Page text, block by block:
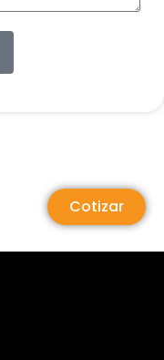
Cotizar